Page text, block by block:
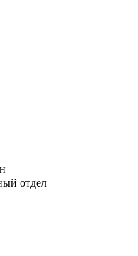
отдел